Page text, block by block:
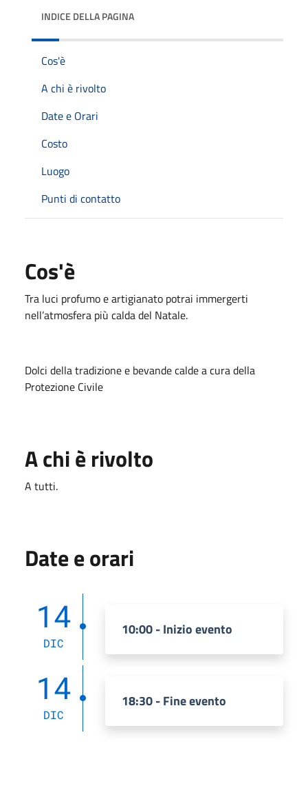
INDICE DELLA PAGINA
Cos'è
A chi è rivolto
Date e Orari
Costo
Luogo
Punti di contatto
Cos'è
Tra luci profumo e artigianato potrai immergerti
nell’atmosfera più calda del Natale.
Dolci della tradizione e bevande calde a cura della
Protezione Civile
A chi è rivolto
A tutti.
Date e orari
14
DIC
10:00 - Inizio evento
14
DIC
18:30 - Fine evento